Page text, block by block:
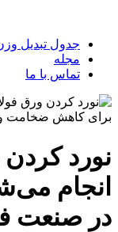
جدول تبدیل
مجله
تماس با ما
نورد
انجام
در صنعت